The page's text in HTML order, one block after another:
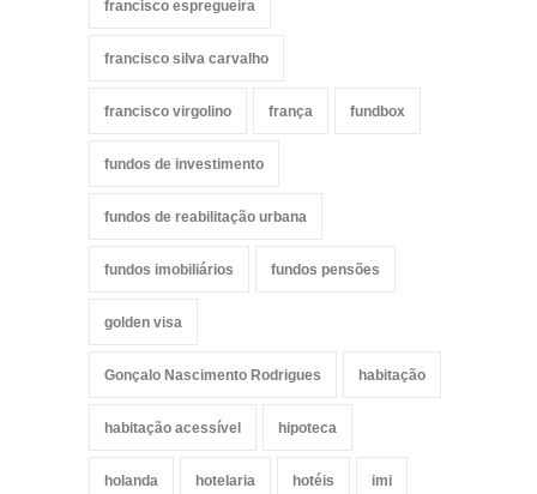
francisco espregueira
francisco silva carvalho
francisco virgolino frança fundbox
fundos de investimento
fundos de reabilitação urbana
fundos imobiliários fundos pensões
golden visa
Gonçalo Nascimento Rodrigues habitação
habitação acessível hipoteca
holanda hotelaria hotéis imi